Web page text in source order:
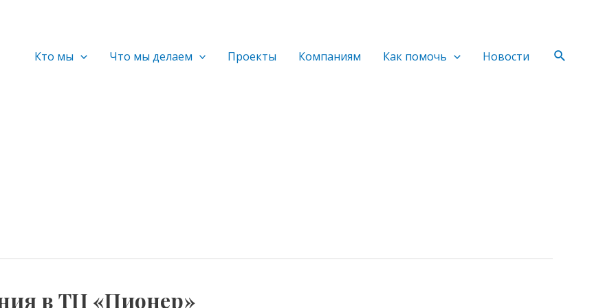
Кто мы Что мы делаем Проекты Компаниям Как помочь Новости Поиск
в ТЦ «Пионер»